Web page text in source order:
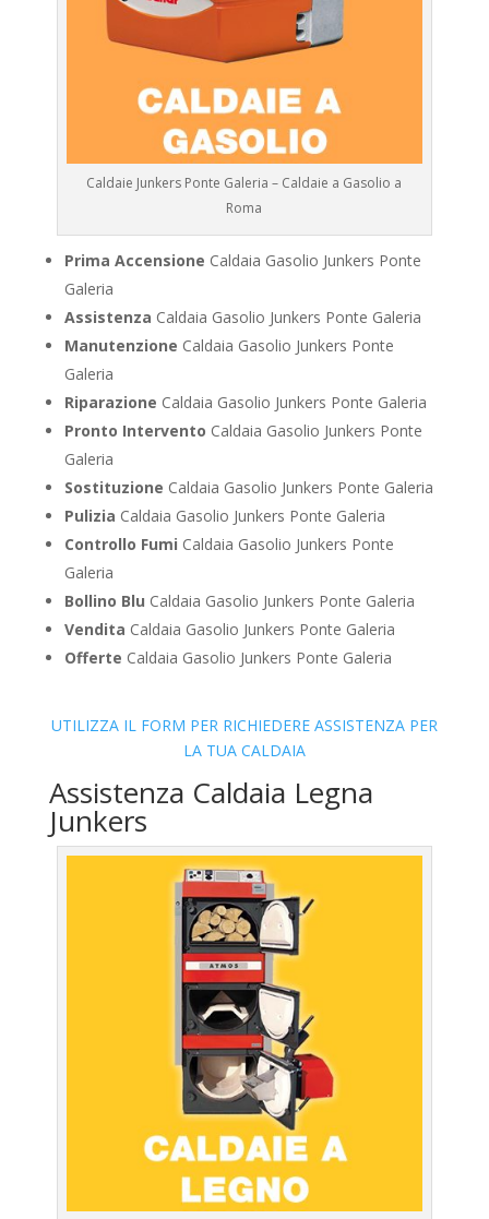
Caldaie Junkers Ponte Galeria – Caldaie a Gasolio a
Roma
Prima Accensione Caldaia Gasolio Junkers Ponte
Galeria
Assistenza Caldaia Gasolio Junkers Ponte Galeria
Manutenzione Caldaia Gasolio Junkers Ponte
Galeria
Riparazione Caldaia Gasolio Junkers Ponte Galeria
Pronto Intervento Caldaia Gasolio Junkers Ponte
Galeria
Sostituzione Caldaia Gasolio Junkers Ponte Galeria
Pulizia Caldaia Gasolio Junkers Ponte Galeria
Controllo Fumi Caldaia Gasolio Junkers Ponte
Galeria
Bollino Blu Caldaia Gasolio Junkers Ponte Galeria
Vendita Caldaia Gasolio Junkers Ponte Galeria
Offerte Caldaia Gasolio Junkers Ponte Galeria
UTILIZZA IL FORM PER RICHIEDERE ASSISTENZA PER
LA TUA CALDAIA
Assistenza Caldaia Legna
Junkers